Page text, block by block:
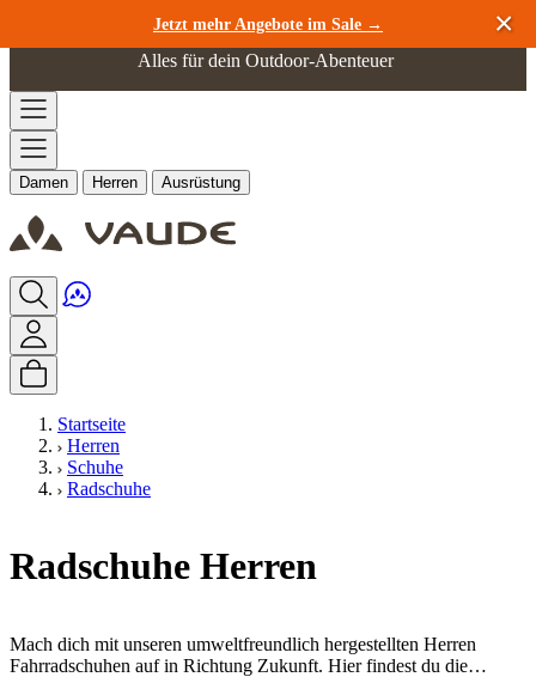
Jetzt mehr Angebote im Sale →
Zum Inhalt springen
Alles für dein Outdoor-Abenteuer
Damen Herren Ausrüstung
Startseite
Herren
Schuhe
Radschuhe
Radschuhe Herren
Mach dich mit unseren umweltfreundlich hergestellten Herren
Fahrradschuhen auf in Richtung Zukunft. Hier findest du die